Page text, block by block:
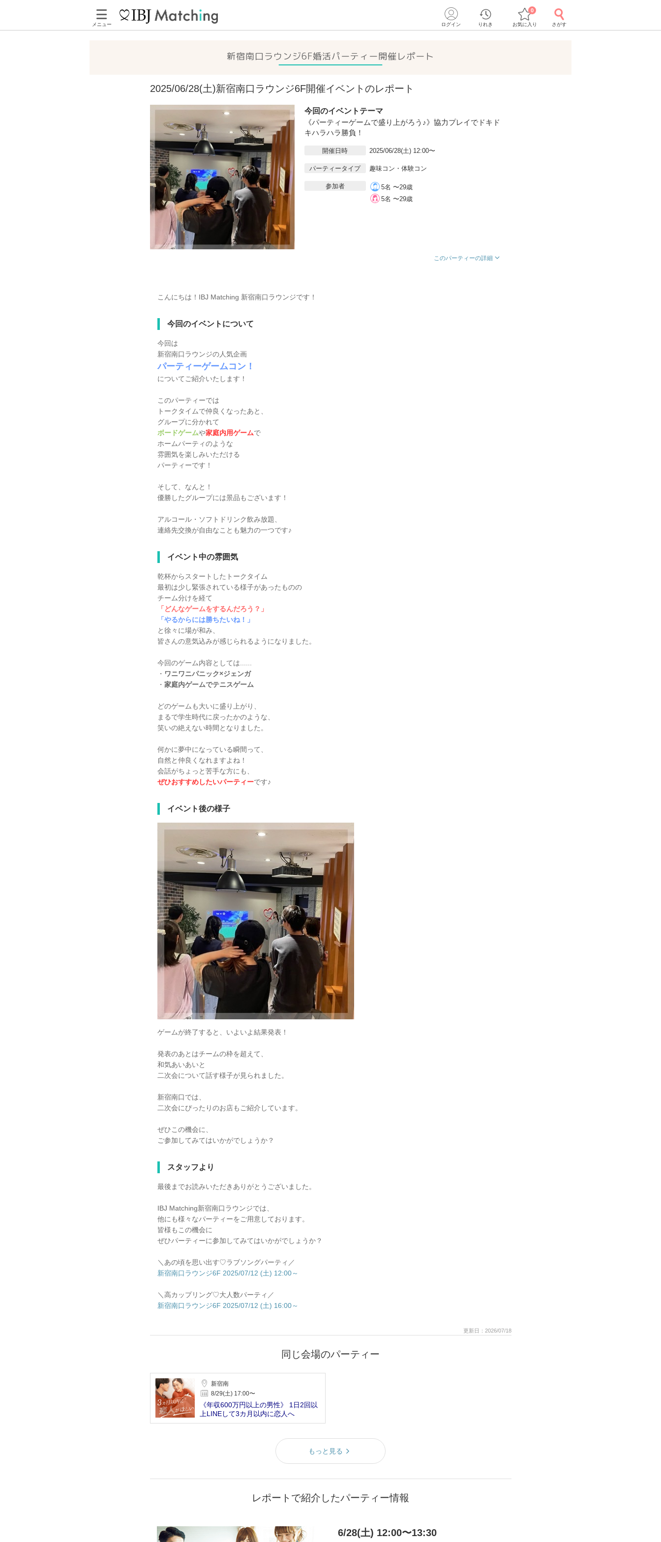
メニュー ログイン りれき お気に入り
0
さがす
新宿南口ラウンジ6F婚活パーティー開催レポート
2025/06/28(土)新宿南口ラウンジ6F開催イベントのレポート
今回のイベントテーマ
《パーティーゲームで盛り上がろう♪》協力プレイでドキド
キハラハラ勝負！
開催日時 2025/06/28(土) 12:00〜
パーティータイプ 趣味コン・体験コン
参加者
5名 〜29歳
5名 〜29歳
このパーティーの詳細
こんにちは！IBJ Matching 新宿南口ラウンジです！
今回のイベントについて
今回は
新宿南口ラウンジの人気企画
パーティーゲームコン！
についてご紹介いたします！
このパーティーでは
トークタイムで仲良くなったあと、
グループに分かれて
ボードゲームや家庭内用ゲームで
ホームパーティのような
雰囲気を楽しみいただける
パーティーです！
そして、なんと！
優勝したグループには景品もございます！
アルコール・ソフトドリンク飲み放題、
連絡先交換が自由なことも魅力の一つです♪
イベント中の雰囲気
乾杯からスタートしたトークタイム
最初は少し緊張されている様子があったものの
チーム分けを経て
「どんなゲームをするんだろう？」
「やるからには勝ちたいね！」
と徐々に場が和み、
皆さんの意気込みが感じられるようになりました。
今回のゲーム内容としては......
・ ワニワニパニック×ジェンガ
・ 家庭内ゲームでテニスゲーム
どのゲームも大いに盛り上がり、
まるで学生時代に戻ったかのような、
笑いの絶えない時間となりました。
何かに夢中になっている瞬間って、
自然と仲良くなれますよね！
会話がちょっと苦手な方にも、
ぜひおすすめしたいパーティーです♪
イベント後の様子
ゲームが終了すると、いよいよ結果発表！
発表のあとはチームの枠を超えて、
和気あいあいと
二次会について話す様子が見られました。
新宿南口では、
二次会にぴったりのお店もご紹介しています。
ぜひこの機会に、
ご参加してみてはいかがでしょうか？
スタッフより
最後までお読みいただきありがとうございました。
IBJ Matching新宿南口ラウンジでは、
他にも様々なパーティーをご用意しております。
皆様もこの機会に
ぜひパーティーに参加してみてはいかがでしょうか？
＼あの頃を思い出す♡ラブソングパーティ／
新宿南口ラウンジ6F 2025/07/12 (土) 12:00～
＼高カップリング♡大人数パーティ／
新宿南口ラウンジ6F 2025/07/12 (土) 16:00～
更新日：2026/07/18
同じ会場のパーティー
新宿南
8/29(土) 17:00〜
《年収600万円以上の男性》 1日2回以
上LINEして3カ月以内に恋人へ
もっと見る
レポートで紹介したパーティー情報
6/28(土) 12:00〜13:30